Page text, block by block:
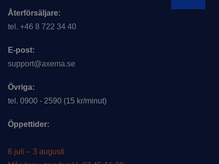
Återförsäljare:
tel. +46 8 722 34 40
E-post:
support@axema.se
Övriga:
tel. 0900 - 2590 (15 kr/minut)
Öppettider:
6 juli – 3 augusti